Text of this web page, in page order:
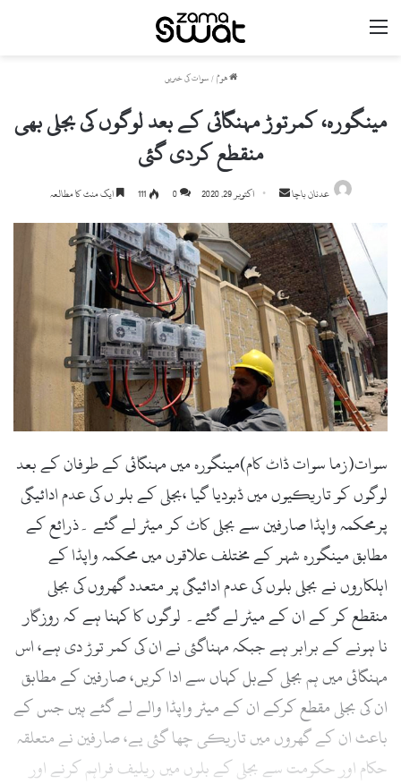
مینو
ھوم / سوات کی خبریں
مینگورہ، کمرتوڑ مہنگائی کے بعد لوگوں کی بجلی بھی
منقطع کردی گئی
عدنان باچا
Send
email
اکتوبر 29, 2020 0
111 ایک منٹ کا مطالعہ
سوات(زما سوات ڈاٹ کام)مینگورہ میں مہنگائی کے طوفان کے بعد
لوگوں کو تاریکیوں میں ڈبودیا گیا ،بجلی کے بلو ں کی عدم ادائیگی
پرمحکمہ واپڈا صارفین سے بجلی کاٹ کر میٹر لے گئے ۔ذرائع کے
مطابق مینگورہ شہر کے مختلف علاقوں میں محکمہ واپڈا کے
اہلکاروں نے بجلی بلوں کی عدم ادائیگی پر متعدد گھروں کی بجلی
منقطع کر کے ان کے میٹر لے گئے۔ لوگوں کا کہنا ہے کہ روزگار
نا ہونے کے برابر ہے جبکہ مہناگئی نے ان کی کمر توڑ دی ہے، اس
مہنگائی میں ہم بجلی کےبل کہاں سے ادا کریں، صارفین کے مطابق
ان کی بجلی مقطع کرکے ان کے میٹر واپڈا والے لے گئے ہیں جس کے
باعث ان کے گھروں میں تاریکی چھا گئی یے، صارفین نے متعلقہ
حکام اور حکومت سے بجلی کے بلوں میں ریلیف فراہم کرنے اور